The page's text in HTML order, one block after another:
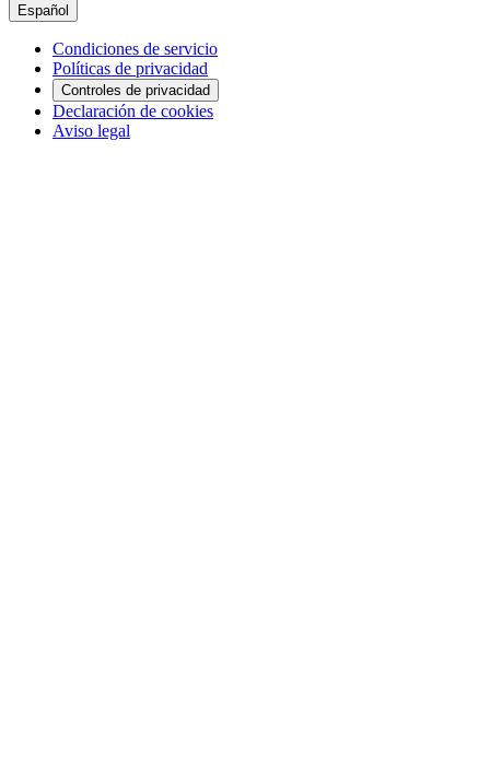
Español
Condiciones de servicio
Políticas de privacidad
Controles de privacidad
Declaración de cookies
Aviso legal